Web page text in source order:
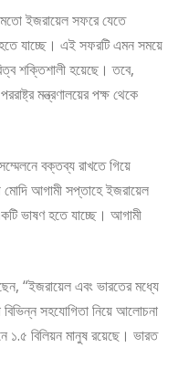
মতো ইজরায়েল সফরে যেতে
যাচ্ছে। এই সফরটি এমন সময়ে
শক্তিশালী হয়েছে। তবে,
মন্ত্রণালয়ের পক্ষ থেকে
বক্তব্য রাখতে গিয়ে
মোদি আগামী সপ্তাহে ইজরায়েল
ভাষণ হতে যাচ্ছে। আগামী
“ইজরায়েল এবং ভারতের মধ্যে
সহযোগিতা নিয়ে আলোচনা
বিলিয়ন মানুষ রয়েছে। ভারত